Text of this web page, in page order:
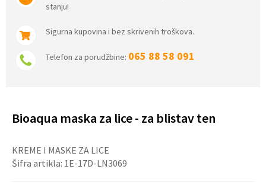
stanju!
Sigurna kupovina i bez skrivenih troškova.
Telefon za porudžbine: 065 88 58 091
Bioaqua maska za lice - za blistav ten
KREME I MASKE ZA LICE
Šifra artikla: 1E-17D-LN3069